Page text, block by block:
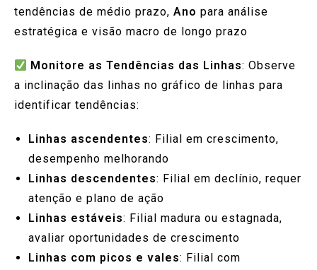
tendências de médio prazo, Ano para análise
estratégica e visão macro de longo prazo
Monitore as Tendências das Linhas: Observe
a inclinação das linhas no gráfico de linhas para
identificar tendências:
Linhas ascendentes: Filial em crescimento,
desempenho melhorando
Linhas descendentes: Filial em declínio, requer
atenção e plano de ação
Linhas estáveis: Filial madura ou estagnada,
avaliar oportunidades de crescimento
Linhas com picos e vales: Filial com